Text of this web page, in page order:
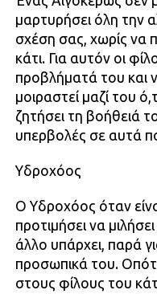
μαρτυρήσει όλη την
σχέση σας, χωρίς να
κάτι. Για αυτόν οι
προβλήματά του και
μοιραστεί μαζί του
ζητήσει τη βοήθειά
υπερβολές σε αυτά
Υδροχόος
Ο Υδροχόος όταν
προτιμήσει να
άλλο υπάρχει, παρά
προσωπικά του.
στους φίλους του